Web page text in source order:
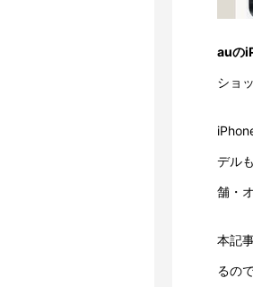
auの
ショ
デル
舗・
本記
るの